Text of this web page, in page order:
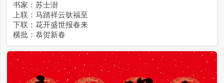
书家：苏士澍
上联：马踏祥云驮福至
下联：花开盛世报春来
横批：恭贺新春